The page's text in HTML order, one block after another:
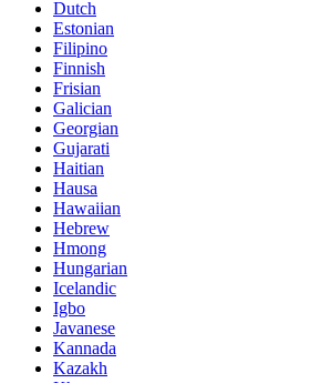
Dutch
Estonian
Filipino
Finnish
Frisian
Galician
Georgian
Gujarati
Haitian
Hausa
Hawaiian
Hebrew
Hmong
Hungarian
Icelandic
Igbo
Javanese
Kannada
Kazakh